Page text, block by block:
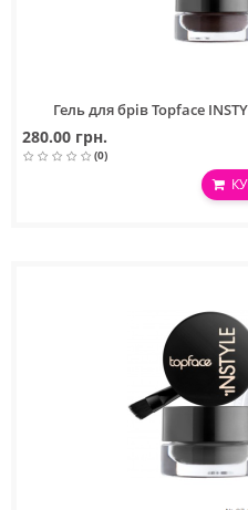
Гель для брів Topface
280.00 грн.
(0)